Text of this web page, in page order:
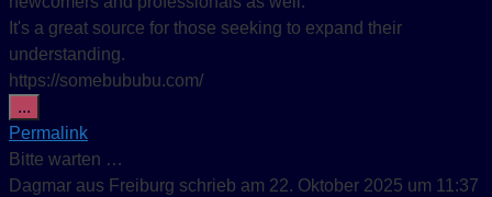
It's a great source for those seeking to expand their
understanding.
https://somebububu.com/
...
Permalink
Bitte warten …
Dagmar aus Freiburg schrieb am 22. Oktober 2025 um 11:37